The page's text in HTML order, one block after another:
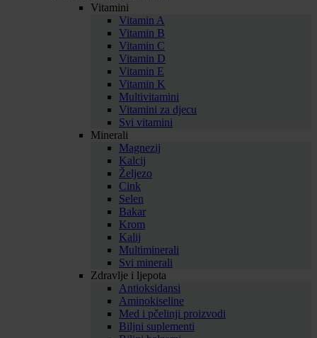
Vitamini
Vitamin A
Vitamin B
Vitamin C
Vitamin D
Vitamin E
Vitamin K
Multivitamini
Vitamini za djecu
Svi vitamini
Minerali
Magnezij
Kalcij
Željezo
Cink
Selen
Bakar
Krom
Kalij
Multiminerali
Svi minerali
Zdravlje i ljepota
Antioksidansi
Aminokiseline
Med i pčelinji proizvodi
Biljni suplementi